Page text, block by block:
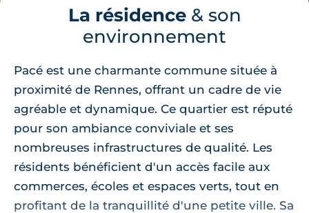
La résidence& son
environnement
Pacé est une charmante commune située à
proximité de Rennes, offrant un cadre de vie
agréable et dynamique. Ce quartier est réputé
pour son ambiance conviviale et ses
nombreuses infrastructures de qualité. Les
résidents bénéficient d'un accès facile aux
commerces, écoles et espaces verts, tout en
profitant de la tranquillité d'une petite ville. Sa